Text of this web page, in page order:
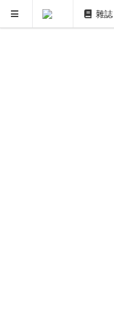
雜誌